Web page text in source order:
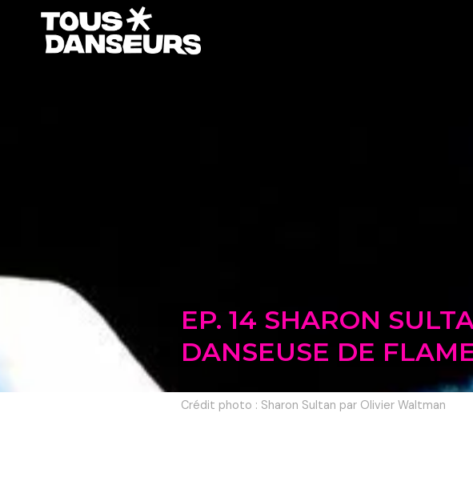
contenu
EP. 14 SHARON
DANSEUSE DE
Crédit photo : Sharon Sultan par Olivier Waltman